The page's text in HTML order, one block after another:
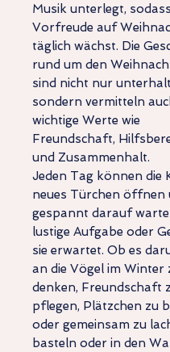
Musik unterlegt,
Vorfreude auf
täglich wächst. Die
rund um den
sind nicht nur
sondern vermitteln
wichtige Werte wie
Freundschaft,
und Zusammenhalt.
Jeden Tag können die
neues Türchen öffnen
gespannt darauf
lustige Aufgabe oder
sie erwartet. Ob es
an die Vögel im Winter
denken, Freundschaft
pflegen, Plätzchen zu
oder gemeinsam zu
basteln oder in den